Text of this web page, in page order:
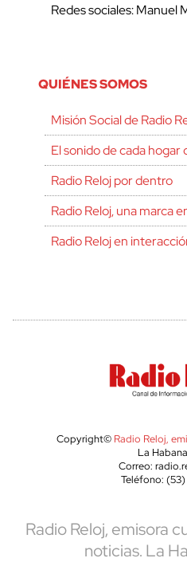
Redes sociales: Manuel
QUIÉNES SOMOS
Misión Social de Radio
El sonido de cada hogar
Radio Reloj por dentro
Radio Reloj, una marca
Radio Reloj en
Copyright© Radio Reloj,
La
Correo:
Teléfono:
Radio Reloj, emisora
noticias. La